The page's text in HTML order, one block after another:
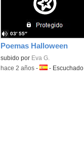
Poemas Halloween
Contenido educativo.
subido por Eva G.
03′ 55″
-hace 2 años- Idioma:
- Escuchado